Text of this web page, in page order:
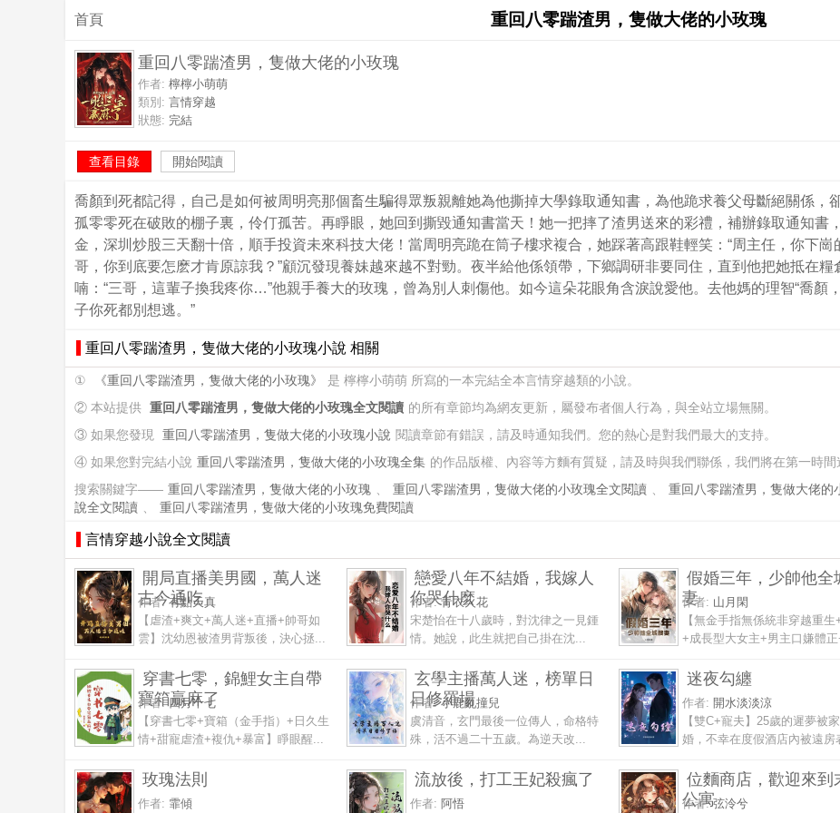
首頁 重回八零踹渣男，隻做大佬的小玫瑰
重回八零踹渣男，隻做大佬的小玫瑰
作者: 檸檸小萌萌
類別: 言情穿越
狀態: 完結
查看目錄 開始閱讀
喬顏到死都記得，自己是如何被周明亮那個畜生騙得眾叛親離她為他撕掉大學錄取通知書，為他跪求養父母斷絕關係，
孤零零死在破敗的棚子裏，伶仃孤苦。再睜眼，她回到撕毀通知書當天！她一把摔了渣男送來的彩禮，補辦錄取通知書
金，深圳炒股三天翻十倍，順手投資未來科技大佬！當周明亮跪在筒子樓求複合，她踩著高跟鞋輕笑：“周主任，你下
哥，你到底要怎麽才肯原諒我？”顧沉發現養妹越來越不對勁。夜半給他係領帶，下鄉調研非要同住，直到他把她抵在糧
喃：“三哥，這輩子換我疼你…”他親手養大的玫瑰，曾為別人刺傷他。如今這朵花眼角含淚說愛他。去他媽的理智“喬顏
子你死都別想逃。”
重回八零踹渣男，隻做大佬的小玫瑰小說 相關
① 《重回八零踹渣男，隻做大佬的小玫瑰》
是 檸檸小萌萌 所寫的一本完結全本言情穿越類的小說。
② 本站提供 重回八零踹渣男，隻做大佬的小玫瑰全文閱讀 的所有章節均為網友更新，屬發布者個人行為，與全站立場無關。
③ 如果您發現 重回八零踹渣男，隻做大佬的小玫瑰小說 閱讀章節有錯誤，請及時通知我們。您的熱心是對我們最大的支持。
④ 如果您對完結小說 重回八零踹渣男，隻做大佬的小玫瑰全集 的作品版權、內容等方麵有質疑，請及時與我們聯係，我們將在第一時間
搜索關鍵字—— 重回八零踹渣男，隻做大佬的小玫瑰 、 重回八零踹渣男，隻做大佬的小玫瑰全文閱讀 、 重回八零踹渣男，隻做大佬的
說全文閱讀 、 重回八零踹渣男，隻做大佬的小玫瑰免費閱讀
言情穿越小說全文閱讀
開局直播美男國，萬人迷
古今通吃
作者:有點天真
【虐渣+爽文+萬人迷+直播+帥哥如
雲】沈幼恩被渣男背叛後，決心拯...
戀愛八年不結婚，我嫁人
你哭什麽
作者:青衣火花
宋楚怡在十八歲時，對沈律之一見鍾
情。她說，此生就把自己掛在沈...
假婚三年，少帥他全
妻
作者: 山月閑
【無金手指無係統非穿越重生
+成長型大女主+男主口嫌體
穿書七零，錦鯉女主自帶
寶箱贏麻了
作者:四月十七
【穿書七零+寶箱（金手指）+日久生
情+甜寵虐渣+複仇+暴富】睜眼醒...
玄學主播萬人迷，榜單日
日修羅場
作者:小鹿亂撞兒
虞清音，玄門最後一位傳人，命格特
殊，活不過二十五歲。為逆天改...
迷夜勾纏
作者: 開水淡淡涼
【雙C+寵夫】25歲的遲夢被
婚，不幸在度假酒店內被遠房
玫瑰法則
作者: 霏傾
流放後，打工王妃殺瘋了
作者: 阿悟
位麵商店，歡迎來到
公寓
作者:弦泠兮